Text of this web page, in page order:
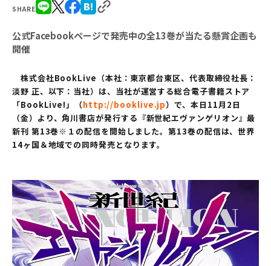
SHARE
公式Facebookページで発売中の全13巻が当たる懸賞企画も
開催
株式会社BookLive（本社：東京都台東区、代表取締役社長：
淡野 正、以下：当社）は、当社が運営する総合電子書籍ストア
「BookLive!」（http://booklive.jp）で、本日11月2日
（金）より、角川書店が発行する『新世紀エヴァンゲリオン』最
新刊 第13巻※１の配信を開始しました。第13巻の配信は、世界
14ヶ国＆地域での同時発売となります。